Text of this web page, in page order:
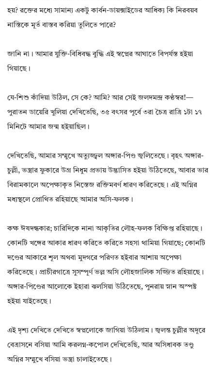
হয়? রক্তের মধ্যে সামান্য একটু কার্বন-ডায়ক্সাইডের আধিক্য কি নিরবয়ব
নাস্তিকে মূর্ত বাস্তব করিয়া তুলিতে পারে?
জানি না। আমার যুক্তি-বিধিবদ্ধ বুদ্ধি এই স্বপ্নের আঘাতে বিপর্যস্ত হইয়া
গিয়াছে।
যে-শিশু কাঁদিয়া উঠিল, সে কে? আমি? আর সেই জলদমন্দ্র কণ্ঠস্বর!—
পুরাতন ডায়েরি খুলিয়া দেখিতেছি, ৩৫ বৎসর পূর্বে ৩রা চৈত্র রাত্রি ১টা ১৭
মিনিটে আমার জন্ম হইয়াছিল।
দেখিতেছি, আমার সম্মুখে অত্যুজ্জ্বল অঙ্গার-পিণ্ড জ্বলিতেছে। বৃহৎ অঙ্গার-
চুল্লী, ভস্ত্রার ফুকারে উগ্র নিধুম প্রভায় উদ্ভাসিত হইয়া উঠিতেছে, আবার ভার
বিরামকালে অপেক্ষাকৃত নিস্তেজ রক্তিমবর্ণ ধারণ করিতেছে। এই অগ্নির
মধ্যস্থলে প্রোথিত রহিয়াছে আমার অসি-ফলক।
কক্ষ ঈষদন্ধকার; চারিদিকে নানা আকৃতির লৌহ-ফলক বিক্ষিপ্ত রহিয়াছে।
কোনটি খঙ্গের আকার ধারণ করিতে করিতে সহসা থামিয়া গিয়াছে; কোনটি
দণ্ডের আকারে শূল অথবা মুদগরে পরিণত হইবার আশায় অপেক্ষা
করিতেছে। প্রাচীরগাত্রে সুসম্পূর্ণ ভল্ল অসি লৌহজালিক সজ্জিত রহিয়াছে।
অঙ্গার-পিণ্ডের আলোকে ইহারা ঝলসিয়া উঠিতেছে, পুনরায় স্নান অস্পষ্ট
হইয়া যাইতেছে।
এই দৃশ্য দেখিতে দেখিতে স্বপ্নলোকে জাগিয়া উঠিলাম। জ্বলন্ত চুল্লীর অদূরে
বেত্রাসনে বসিয়া আমি করলগ্ন-কপোল দেখিতেছি, আর অসিধাবক তণ্ডু
অগ্নির সম্মুখে বসিয়া ভস্ত্রা চালাইতেছে।